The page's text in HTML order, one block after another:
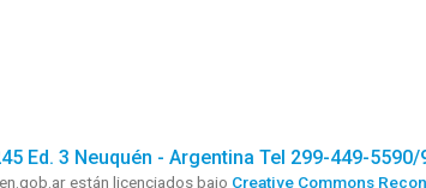
Ed. 3 Neuquén - Argentina Tel 299-449-5590/
están licenciados bajo Creative Commons